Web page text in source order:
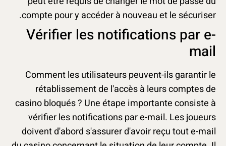
compte pour y accéder à nouveau et le sécuriser.
Vérifier les notifications par e-
mail
Comment les utilisateurs peuvent-ils garantir le
rétablissement de l'accès à leurs comptes de
casino bloqués ? Une étape importante consiste à
vérifier les notifications par e-mail. Les joueurs
doivent d'abord s'assurer d'avoir reçu tout e-mail